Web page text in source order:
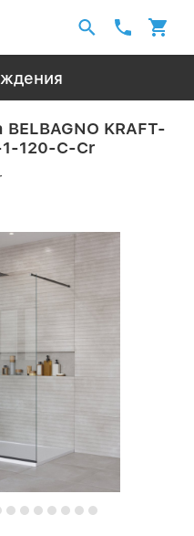
KRAFT-
1-120-C-Cr